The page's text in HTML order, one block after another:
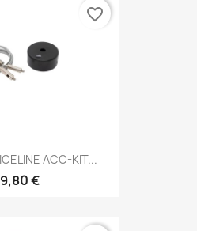
ACC-KIT...
9,80 €
favorite_border